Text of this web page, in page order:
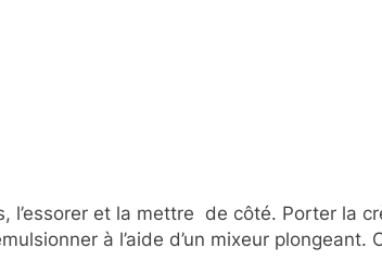
l’essorer et la mettre de côté. Porter la
à l’aide d’un mixeur plongeant.